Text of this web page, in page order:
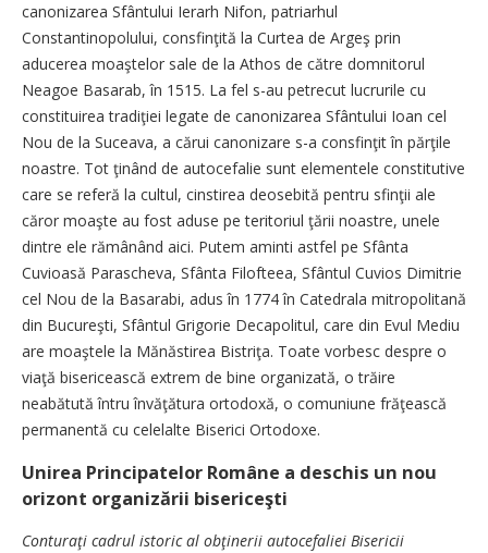
canonizarea Sfântului Ierarh Nifon, patriarhul
Constantinopolului, consfinţită la Curtea de Argeş prin
aducerea moaştelor sale de la Athos de către domnitorul
Neagoe Basarab, în 1515. La fel s-au petrecut lucrurile cu
constituirea tradiţiei legate de canonizarea Sfântului Ioan cel
Nou de la Suceava, a cărui canonizare s-a consfinţit în părţile
noastre. Tot ţinând de autocefalie sunt elementele constitutive
care se referă la cultul, cinstirea deosebită pentru sfinţii ale
căror moaşte au fost aduse pe teritoriul ţării noastre, unele
dintre ele rămânând aici. Putem aminti astfel pe Sfânta
Cuvioasă Parascheva, Sfânta Filofteea, Sfântul Cuvios Dimitrie
cel Nou de la Basarabi, adus în 1774 în Catedrala mitropolitană
din Bucureşti, Sfântul Grigorie Decapolitul, care din Evul Mediu
are moaştele la Mănăstirea Bistriţa. Toate vorbesc despre o
viaţă bisericească extrem de bine organizată, o trăire
neabătută întru învăţătura ortodoxă, o comuniune frăţească
permanentă cu celelalte Biserici Ortodoxe.
Unirea Principatelor Române a deschis un nou
orizont organizării bisericeşti
Conturaţi cadrul istoric al obţinerii autocefaliei Bisericii